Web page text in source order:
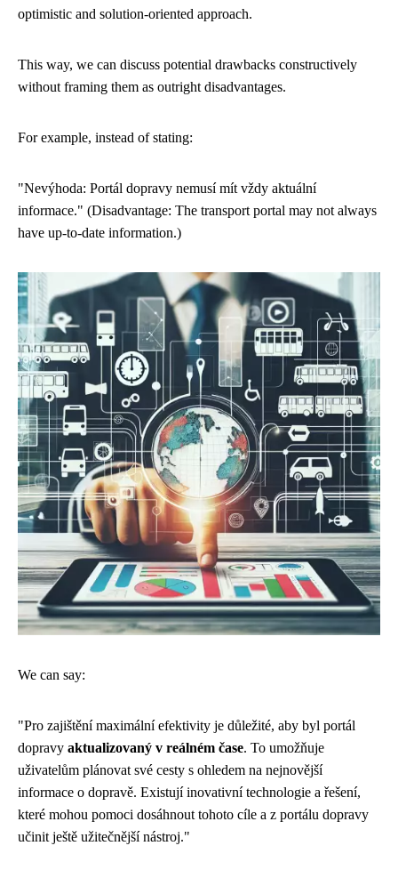
optimistic and solution-oriented approach.
This way, we can discuss potential drawbacks constructively
without framing them as outright disadvantages.
For example, instead of stating:
"Nevýhoda: Portál dopravy nemusí mít vždy aktuální
informace." (Disadvantage: The transport portal may not always
have up-to-date information.)
We can say:
"Pro zajištění maximální efektivity je důležité, aby byl portál
dopravy aktualizovaný v reálném čase. To umožňuje
uživatelům plánovat své cesty s ohledem na nejnovější
informace o dopravě. Existují inovativní technologie a řešení,
které mohou pomoci dosáhnout tohoto cíle a z portálu dopravy
učinit ještě užitečnější nástroj."